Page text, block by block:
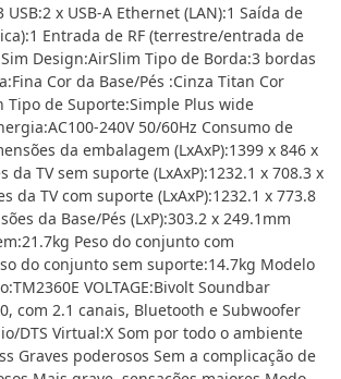
x USB-A Ethernet (LAN):1 Saída de
Entrada de RF (terrestre/entrada de
Design:AirSlim Tipo de Borda:3 bordas
Cor da Base/Pés :Cinza Titan Cor
Tipo de Suporte:Simple Plus wide
240V 50/60Hz Consumo de
da embalagem (LxAxP):1399 x 846 x
da TV sem suporte (LxAxP):1232.1 x 708.3 x
da TV com suporte (LxAxP):1232.1 x 773.8
da Base/Pés (LxP):303.2 x 249.1mm
Peso do conjunto com
do conjunto sem suporte:14.7kg Modelo
VOLTAGE:Bivolt Soundbar
com 2.1 canais, Bluetooth e Subwoofer
DTS Virtual:X Som por todo o ambiente
Graves poderosos Sem a complicação de